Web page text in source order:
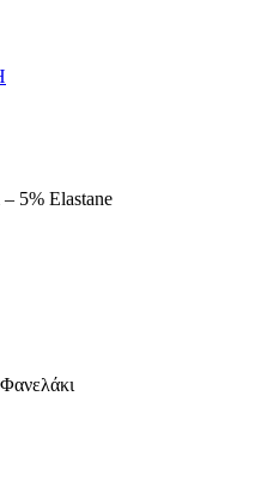
5% Elastane
Φανελάκι